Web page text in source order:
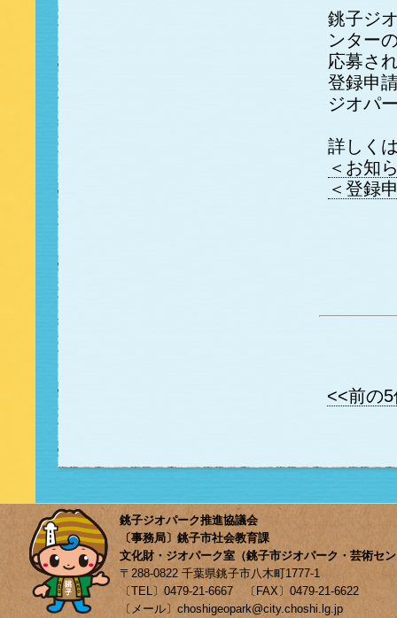
銚子ジ
ンター
応募さ
登録申
ジオパ
詳しく
＜お知
＜登録
<<前の5
銚子ジオパーク推進協議会
〔事務局〕銚子市社会教育課
文化財・ジオパーク室（銚子市ジオパーク・芸術セ
〒288-0822 千葉県銚子市八木町1777-1
〔TEL〕0479-21-6667 〔FAX〕0479-21-6622
〔メール〕choshigeopark@city.choshi.lg.jp